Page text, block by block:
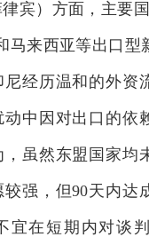
宾）方面，主要
马来西亚等出口型
经历温和的外资
动中因对出口的依
虽然东盟国家均
较强，但90天内达
宜在短期内对谈